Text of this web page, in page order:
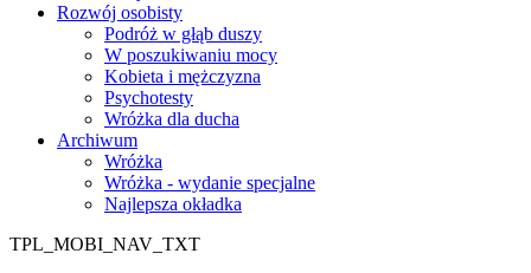
Rozwój osobisty
Podróż w głąb duszy
W poszukiwaniu mocy
Kobieta i mężczyzna
Psychotesty
Wróżka dla ducha
Archiwum
Wróżka
Wróżka - wydanie specjalne
Najlepsza okładka
TPL_MOBI_NAV_TXT